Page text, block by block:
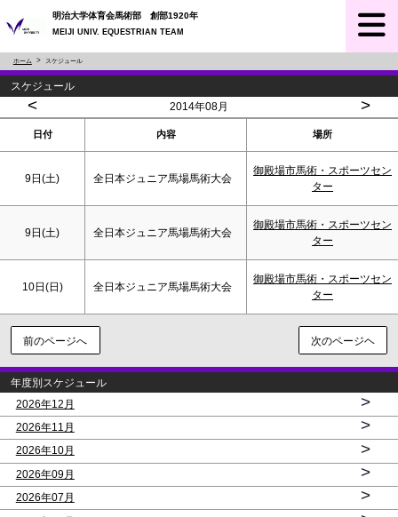
明治大学体育会馬術部 創部1920年
MEIJI UNIV. EQUESTRIAN TEAM
ホーム スケジュール
スケジュール
< 2014年08月 >
日付 内容 場所
9日(土) 全日本ジュニア馬場馬術大会
御殿場市馬術・スポーツセン
ター
9日(土) 全日本ジュニア馬場馬術大会
御殿場市馬術・スポーツセン
ター
10日(日) 全日本ジュニア馬場馬術大会
御殿場市馬術・スポーツセン
ター
前のページへ 次のページヘ
年度別スケジュール
2026年12月
>
2026年11月 >
2026年10月 >
2026年09月 >
2026年07月 >